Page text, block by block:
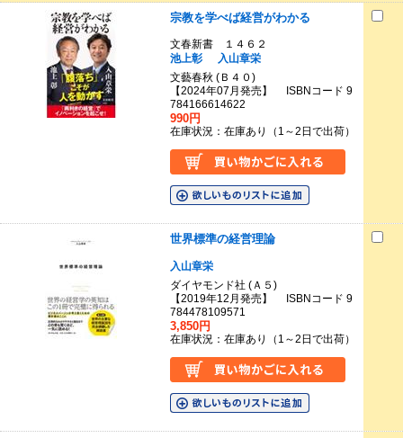
宗教を学べば経営がわかる
文春新書 １４６２
池上彰
入山章栄
文藝春秋 (Ｂ４０)
【2024年07月発売】 ISBNコード 9
784166614622
990円
在庫状況：在庫あり（1～2日で出荷）
世界標準の経営理論
入山章栄
ダイヤモンド社 (Ａ５)
【2019年12月発売】 ISBNコード 9
784478109571
3,850円
在庫状況：在庫あり（1～2日で出荷）